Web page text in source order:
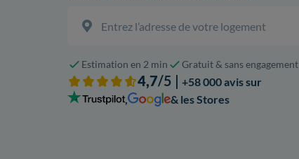
Estimation en 2 min Gratuit & sans engagement
4,7/5 | +58 000 avis sur
,
& les Stores